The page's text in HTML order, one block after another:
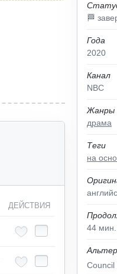
🏁
Года
2020
Канал
NBC
Жанры
драма
Теги
на
44 мин.
Council
ДЕЙСТВИЯ